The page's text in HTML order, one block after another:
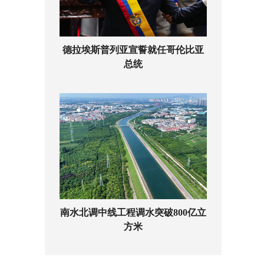
德拉埃斯普列亚宣誓就任哥伦比亚
总统
南水北调中线工程调水突破800亿立
方米